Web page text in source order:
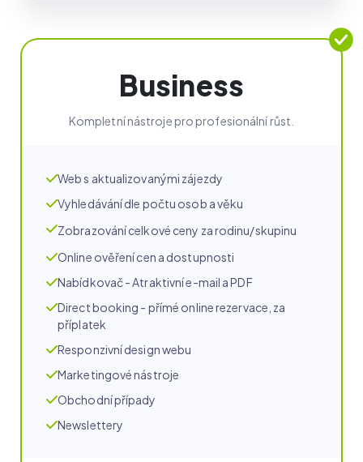
Business
Kompletní nástroje pro profesionální růst.
Web s aktualizovanými zájezdy
Vyhledávání dle počtu osob a věku
Zobrazování celkové ceny za rodinu/skupinu
Online ověření cen a dostupnosti
Nabídkovač - Atraktivní e-mail a PDF
Direct booking - přímé online rezervace, za
příplatek
Responzivní design webu
Marketingové nástroje
Obchodní případy
Newslettery